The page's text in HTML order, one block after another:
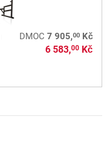
DMOC 7 905,00Kč
6 583,00Kč